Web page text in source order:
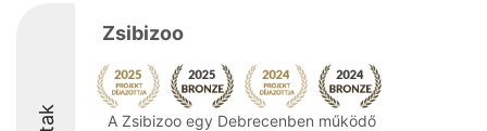
Zsibizoo
A Zsibizoo egy Debrecenben működő